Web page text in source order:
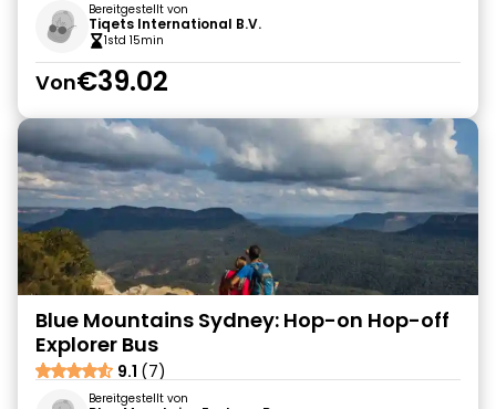
Bereitgestellt von
Tiqets International B.V.
1std 15min
Von€39.02
Blue Mountains Sydney: Hop-on Hop-off
Explorer Bus
9.1 (7)
Bereitgestellt von